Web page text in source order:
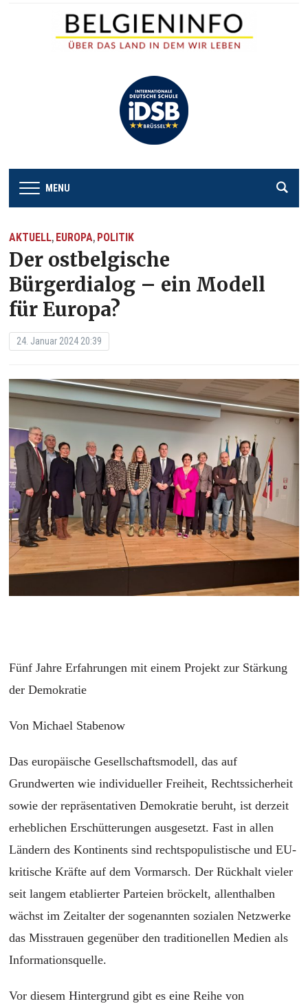
MENU
AKTUELL, EUROPA, POLITIK
Der ostbelgische
Bürgerdialog – ein Modell
für Europa?
24. Januar 2024 20:39
Fünf Jahre Erfahrungen mit einem Projekt zur Stärkung
der Demokratie
Von Michael Stabenow
Das europäische Gesellschaftsmodell,das auf
Grundwerten wie individueller Freiheit, Rechtssicherheit
sowie der repräsentativen Demokratie beruht, ist derzeit
erheblichen Erschütterungen ausgesetzt. Fast in allen
Ländern des Kontinents sind rechtspopulistische und EU-
kritische Kräfte auf dem Vormarsch. Der Rückhalt vieler
seit langem etablierter Parteien bröckelt, allenthalben
wächst im Zeitalter der sogenannten sozialen Netzwerke
das Misstrauen gegenüber den traditionellen Medien als
Informationsquelle.
Vor diesem Hintergrund gibt es eine Reihe von